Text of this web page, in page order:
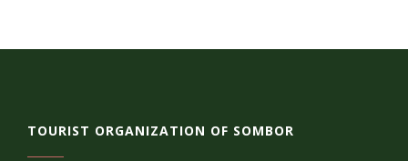
TOURIST ORGANIZATION OF SOMBOR